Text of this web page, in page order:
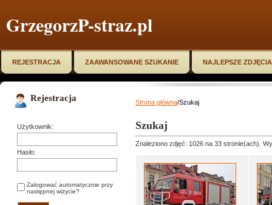
GrzegorzP-straz.pl
REJESTRACJA ZAAWANSOWANE SZUKANIE NAJLEPSZE ZDJĘCIA
Rejestracja
Użytkownik:
Hasło:
Zalogować automatycznie przy
następnej wizycie?
Strona główna/Szukaj
Szukaj
Znaleziono zdjęć: 1026 na 33 stronie(ach).